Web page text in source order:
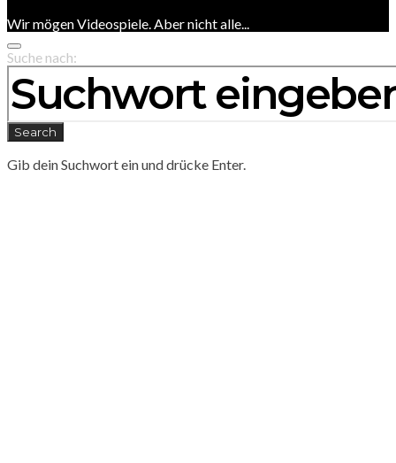
Wir mögen Videospiele. Aber nicht alle...
Suche nach:
Search
Gib dein Suchwort ein und drücke Enter.